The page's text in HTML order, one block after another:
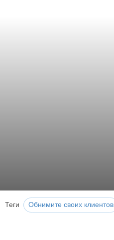
Теги Обнимите своих клиентов